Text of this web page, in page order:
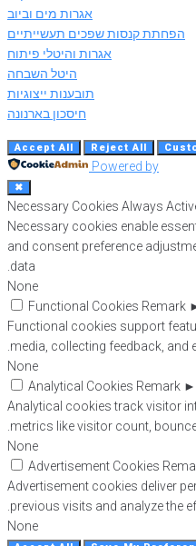
אגרות מים וביוב
הפחתת קנסות שפכים תעשייתיים
אגרות והיטלי פיתוח
היטל השבחה
תובענות ייצוגיות
חיסכון בארנונה
Reject All
Accept All
Powered by
✖
Necessary Cookies Always
Necessary cookies enable
and consent preference
data.
None
Functional Cookies Remark
Functional cookies support
media, collecting feedback, and
None
►
Analytical Cookies Remark
Analytical cookies track visitor
metrics like visitor count,
None
Advertisement Cookies
Advertisement cookies deliver
previous visits and analyze the
None